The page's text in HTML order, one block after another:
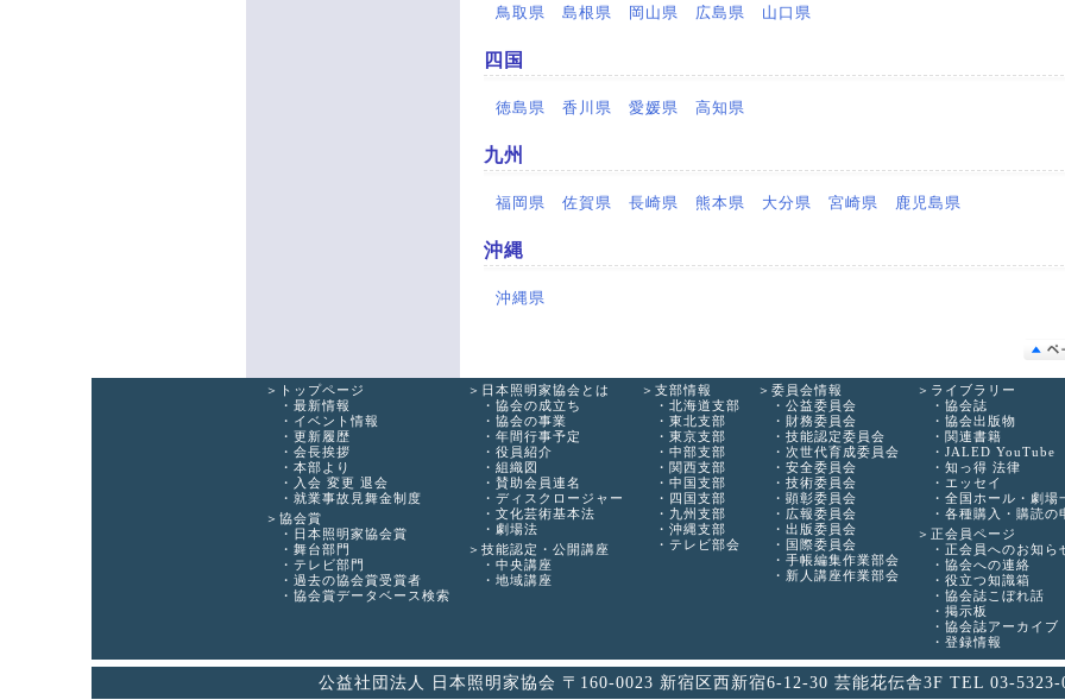
鳥取県 島根県 岡山県 広島県 山口県
四国
徳島県 香川県 愛媛県 高知県
九州
福岡県 佐賀県 長崎県 熊本県 大分県 宮崎県 鹿児島県
沖縄
沖縄県
トップページ
最新情報
イベント情報
更新履歴
会長挨拶
本部より
入会 変更 退会
就業事故見舞金制度
協会賞
日本照明家協会賞
舞台部門
テレビ部門
過去の協会賞受賞者
協会賞データベース検索
日本照明家協会とは
協会の成立ち
協会の事業
年間行事予定
役員紹介
組織図
賛助会員連名
ディスクロージャー
文化芸術基本法
劇場法
技能認定・公開講座
中央講座
地域講座
支部情報
北海道支部
東北支部
東京支部
中部支部
関西支部
中国支部
四国支部
九州支部
沖縄支部
テレビ部会
委員会情報
公益委員会
財務委員会
技能認定委員会
次世代育成委員会
安全委員会
技術委員会
顕彰委員会
広報委員会
出版委員会
国際委員会
手帳編集作業部会
新人講座作業部会
ライブラリー
協会誌
協会出版物
関連書籍
JALED YouTube
知っ得 法律
エッセイ
全国ホール・劇場
各種購入・購読の
正会員ページ
正会員へのお知ら
協会への連絡
役立つ知識箱
協会誌こぼれ話
掲示板
協会誌アーカイブ
登録情報
公益社団法人 日本照明家協会 〒160-0023 新宿区西新宿6-12-30 芸能花伝舎3F TEL 03-